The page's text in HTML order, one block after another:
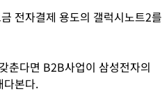
전자결제 용도의 갤럭시노트2를
춘다면 B2B사업이 삼성전자의
다본다.